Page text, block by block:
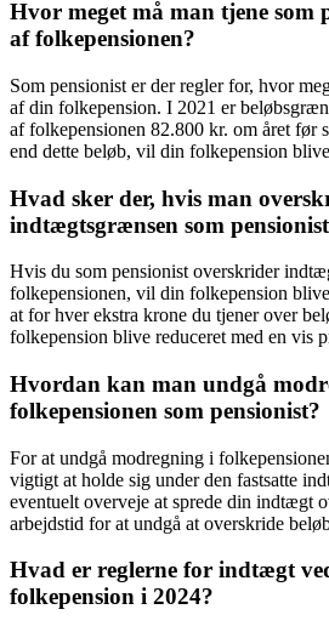
Hvor meget må man tjene som
af folkepensionen?
Som pensionist er der regler for, hvor
af din folkepension. I 2021 er
af folkepensionen 82.800 kr. om året før
end dette beløb, vil din folkepension
Hvad sker der, hvis man
indtægtsgrænsen som
Hvis du som pensionist overskrider
folkepensionen, vil din folkepension
at for hver ekstra krone du tjener over
folkepension blive reduceret med en vis
Hvordan kan man undgå
folkepensionen som pensionist?
For at undgå modregning i
vigtigt at holde sig under den fastsatte
eventuelt overveje at sprede din indtægt
arbejdstid for at undgå at overskride
Hvad er reglerne for indtægt
folkepension i 2024?